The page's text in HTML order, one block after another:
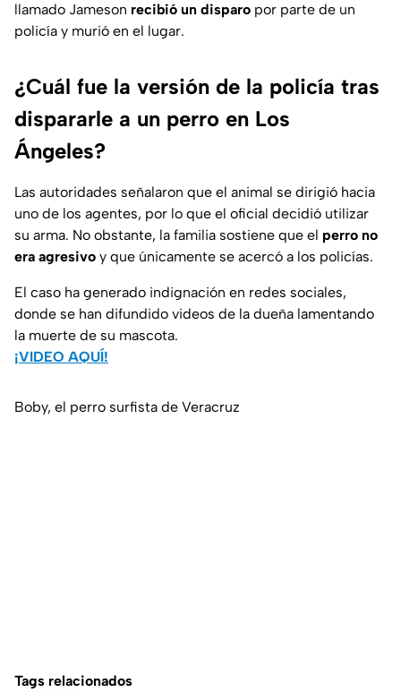
llamado Jameson recibió un disparo por parte de un
policía y murió en el lugar.
¿Cuál fue la versión de la policía tras
dispararle a un perro en Los
Ángeles?
Las autoridades señalaron que el animal se dirigió hacia
uno de los agentes, por lo que el oficial decidió utilizar
su arma. No obstante, la familia sostiene que el perro no
era agresivo y que únicamente se acercó a los policías.
El caso ha generado indignación en redes sociales,
donde se han difundido videos de la dueña lamentando
la muerte de su mascota.
¡VIDEO AQUÍ!
Boby, el perro surfista de Veracruz
Tags relacionados